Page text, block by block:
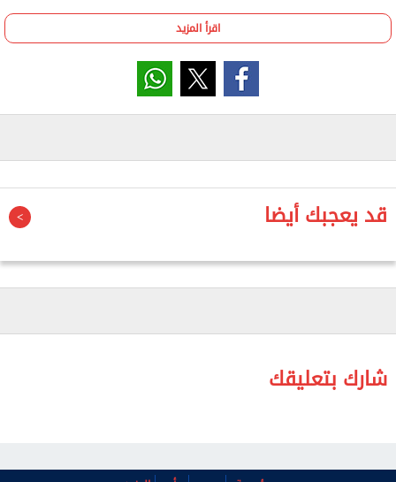
وأوضحت جريدة الرياضية السعودية أن الثنائي سيغيب عن
اللقاء بسبب الإصابة.
وأضاف التقرير أن الألماني ماتياس يايسله مدرب أهلي
جدة فضل إراحة الثنائي ميندي وكيسيه وقرر عدم
ويفتقد أهلي جدة إلى جانب الثنائي لخدمات البرازيلي
جالينو الذي تعرض لإصابة قوية خلال مواجهة النصر في
الجولة قبل الماضية، والتي ستبعده حتى نهاية الموسم.
اقرأ المزيد
قد يعجبك أيضا
شارك بتعليقك